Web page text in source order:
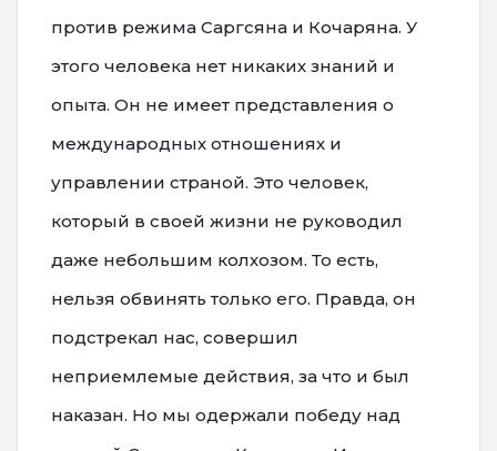
против режима Саргсяна и Кочаряна. У
этого человека нет никаких знаний и
опыта. Он не имеет представления о
международных отношениях и
управлении страной. Это человек,
который в своей жизни не руководил
даже небольшим колхозом. То есть,
нельзя обвинять только его. Правда, он
подстрекал нас, совершил
неприемлемые действия, за что и был
наказан. Но мы одержали победу над